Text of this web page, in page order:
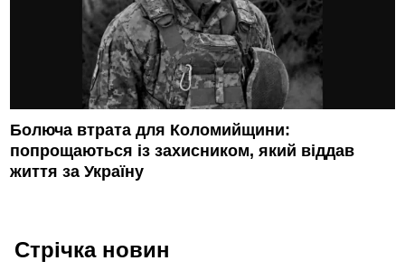
Болюча втрата для Коломийщини:
попрощаються із захисником, який віддав
життя за Україну
Стрічка новин